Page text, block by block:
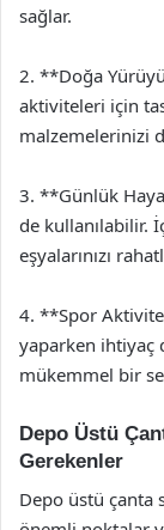
sağlar.
2. **Doğa
aktiviteleri için
malzemelerinizi
3. **Günlük
de kullanılabilir.
eşyalarınızı
4. **Spor
yaparken ihtiyaç
mükemmel bir
Depo Üstü
Gerekenler
Depo üstü çanta